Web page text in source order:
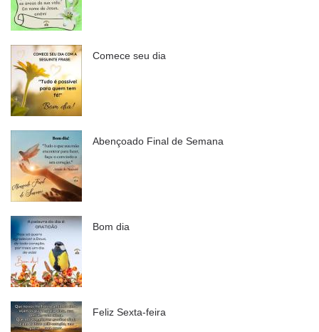
Comece seu dia
Abençoado Final de Semana
Bom dia
Feliz Sexta-feira